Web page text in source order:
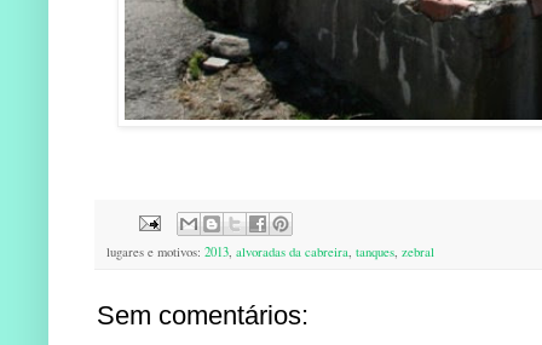
lugares e motivos: 2013, alvoradas da cabreira, tanques, zebral
Sem comentários: